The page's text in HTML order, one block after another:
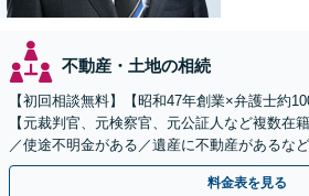
不動産・土地の相続
【初回相談無料】【昭和47年創業×弁護士約
【元裁判官、元検察官、元公証人など複数在
／使途不明金がある／遺産に不動産があるな
相談ください【他士業連携で登記・税も対応】
料金表を見る